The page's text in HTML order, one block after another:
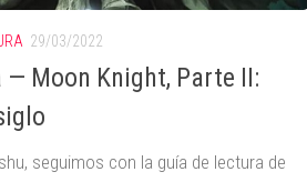
29/03/2022
— Moon Knight, Parte II:
seguimos con la guía de lectura de